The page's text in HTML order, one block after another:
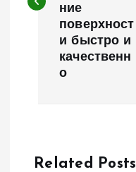
и
и
ние
поверхност
и быстро и
качественн
о
Related Posts